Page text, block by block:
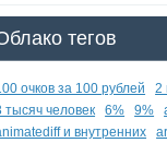
тегов
очков за 100 рублей 2
тысяч человек
6% 9%
и внутренних